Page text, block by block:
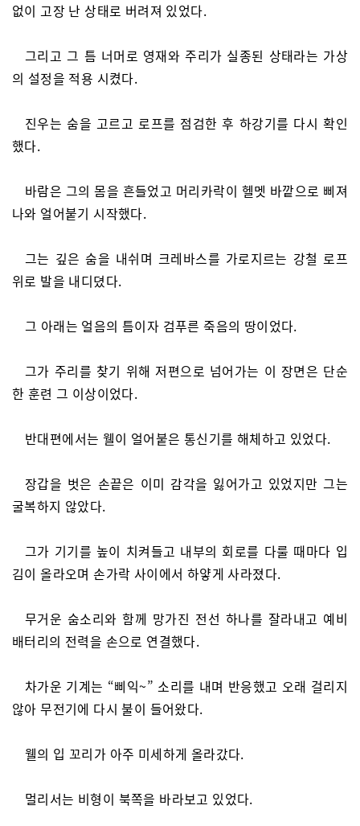
없이 고장 난 상태로 버려져 있었다.
그리고 그 틈 너머로 영재와 주리가 실종된 상태라는 가상
의 설정을 적용 시켰다.
진우는 숨을 고르고 로프를 점검한 후 하강기를 다시 확인
했다.
바람은 그의 몸을 흔들었고 머리카락이 헬멧 바깥으로 삐져
나와 얼어붙기 시작했다.
그는 깊은 숨을 내쉬며 크레바스를 가로지르는 강철 로프
위로 발을 내디뎠다.
그 아래는 얼음의 틈이자 검푸른 죽음의 땅이었다.
그가 주리를 찾기 위해 저편으로 넘어가는 이 장면은 단순
한 훈련 그 이상이었다.
반대편에서는 웰이 얼어붙은 통신기를 해체하고 있었다.
장갑을 벗은 손끝은 이미 감각을 잃어가고 있었지만 그는
굴복하지 않았다.
그가 기기를 높이 치켜들고 내부의 회로를 다룰 때마다 입
김이 올라오며 손가락 사이에서 하얗게 사라졌다.
무거운 숨소리와 함께 망가진 전선 하나를 잘라내고 예비
배터리의 전력을 손으로 연결했다.
차가운 기계는 “삐익~” 소리를 내며 반응했고 오래 걸리지
않아 무전기에 다시 불이 들어왔다.
웰의 입 꼬리가 아주 미세하게 올라갔다.
멀리서는 비형이 북쪽을 바라보고 있었다.